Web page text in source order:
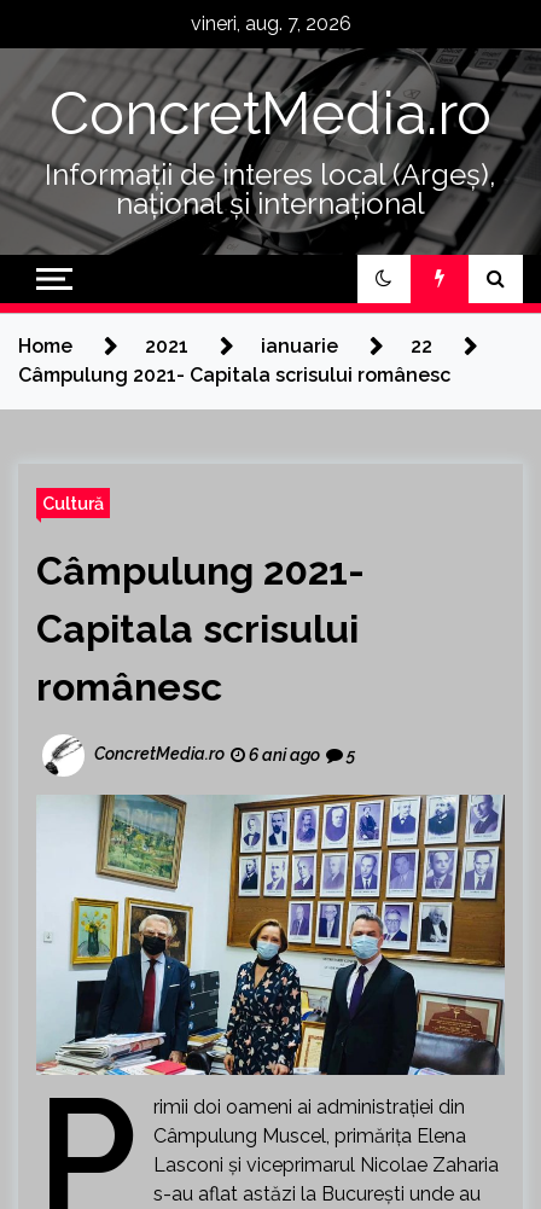
vineri, aug. 7, 2026
ConcretMedia.ro
Informații de interes local (Argeș),
național și internațional
Home 2021 ianuarie
22
Câmpulung 2021- Capitala scrisului românesc
Cultură
Câmpulung 2021-
Capitala scrisului
românesc
ConcretMedia.ro 6 ani ago 5
P
rimii doi oameni ai administrației din
Câmpulung Muscel, primărița Elena
Lasconi și viceprimarul Nicolae Zaharia
s-au aflat astăzi la București unde au